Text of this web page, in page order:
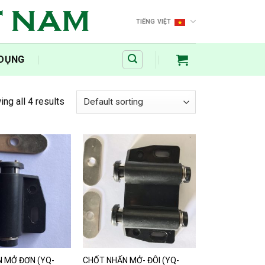
NAM TIẾNG VIỆT
all 4 results
MỞ ĐƠN (YQ-
CHỐT NHẤN MỞ- ĐÔI (YQ-